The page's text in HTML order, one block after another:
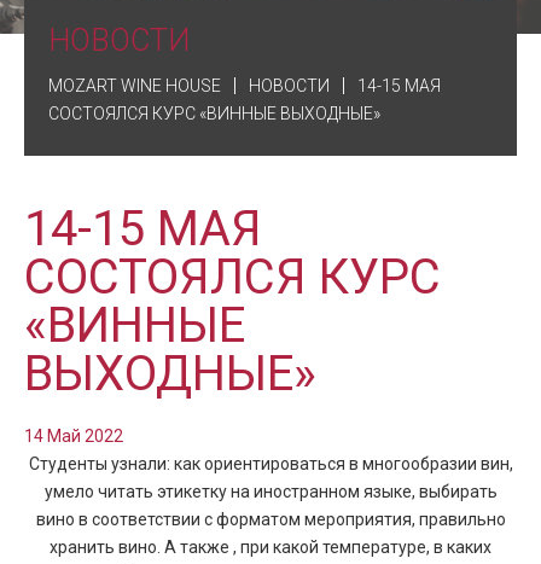
НОВОСТИ
MOZART WINE HOUSE НОВОСТИ
14-15 МАЯ
СОСТОЯЛСЯ КУРС «ВИННЫЕ ВЫХОДНЫЕ»
14-15 МАЯ
СОСТОЯЛСЯ КУРС
«ВИННЫЕ
ВЫХОДНЫЕ»
14 Май 2022
Студенты узнали: как ориентироваться в многообразии вин,
умело читать этикетку на иностранном языке, выбирать
вино в соответствии с форматом мероприятия, правильно
хранить вино. А также , при какой температуре, в каких